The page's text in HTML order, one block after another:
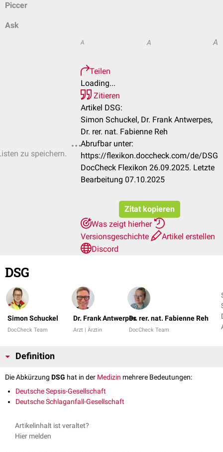
Piccer
Ask
zu speichern.
A A A
Teilen
Loading...
Zitieren
Artikel DSG:
Simon Schuckel, Dr. Frank Antwerpes,
Dr. rer. nat. Fabienne Reh
Abrufbar unter:
https://flexikon.doccheck.com/de/DSG
DocCheck Flexikon 26.09.2025. Letzte
Bearbeitung 07.10.2025
Zitat kopieren
Was zeigt hierher
Versionsgeschichte
Artikel erstellen
Discord
DSG
Simon Schuckel
DocCheck Team
Dr. Frank Antwerpes
Arzt | Ärztin
Dr. rer. nat. Fabienne Reh
DocCheck Team
Definition
Die Abkürzung DSG hat in der Medizin mehrere Bedeutungen:
Deutsche Sepsis-Gesellschaft
Deutsche Schlaganfall-Gesellschaft
Artikelinhalt ist veraltet?
Hier melden